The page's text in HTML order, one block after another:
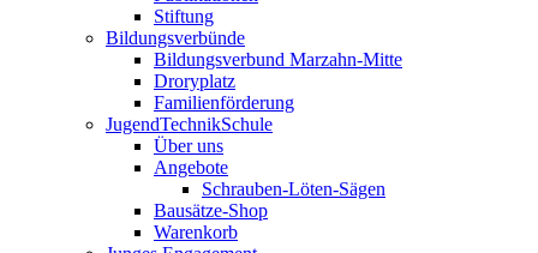
Stiftung
Bildungsverbünde
Bildungsverbund Marzahn-Mitte
Droryplatz
Familienförderung
JugendTechnikSchule
Über uns
Angebote
Schrauben-Löten-Sägen
Bausätze-Shop
Warenkorb